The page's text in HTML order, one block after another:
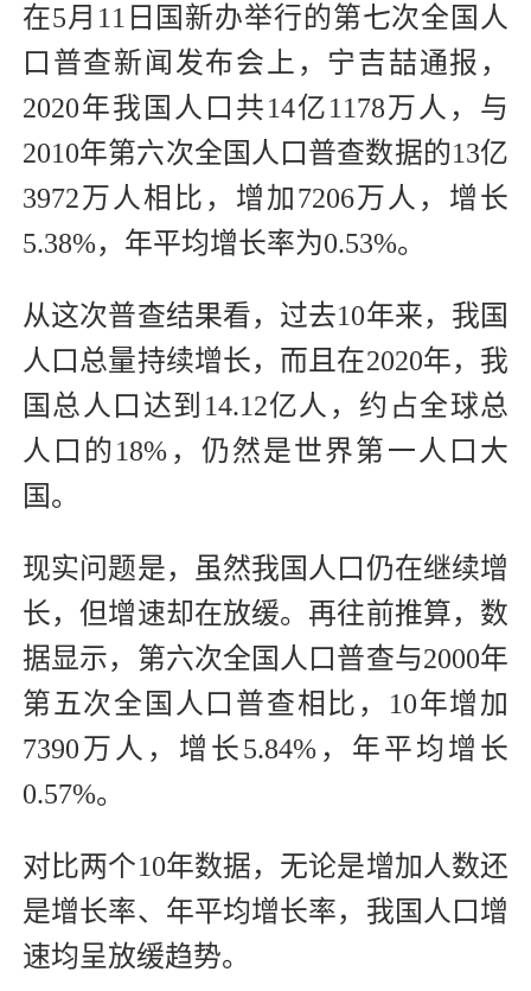
在5月11日国新办举行的第七次全国人
口普查新闻发布会上，宁吉喆通报，
2020年我国人口共14亿1178万人，与
2010年第六次全国人口普查数据的13亿
3972万人相比，增加7206万人，增长
5.38%，年平均增长率为0.53%。
从这次普查结果看，过去10年来，我国
人口总量持续增长，而且在2020年，我
国总人口达到14.12亿人，约占全球总
人口的18%，仍然是世界第一人口大
国。
现实问题是，虽然我国人口仍在继续增
长，但增速却在放缓。再往前推算，数
据显示，第六次全国人口普查与2000年
第五次全国人口普查相比，10年增加
7390万人，增长5.84%，年平均增长
0.57%。
对比两个10年数据，无论是增加人数还
是增长率、年平均增长率，我国人口增
速均呈放缓趋势。